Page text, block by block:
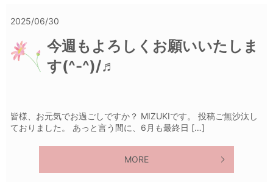
2025/06/30
今週もよろしくお願いいたしま
す(^-^)/♬
皆様、お元気でお過ごしですか？ MIZUKIです。 投稿ご無沙汰し
ておりました。 あっと言う間に、6月も最終日 […]
MORE